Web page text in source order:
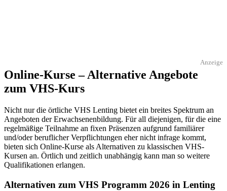
Anzeige
Online-Kurse – Alternative Angebote
zum VHS-Kurs
Nicht nur die örtliche VHS Lenting bietet ein breites Spektrum an
Angeboten der Erwachsenenbildung. Für all diejenigen, für die eine
regelmäßige Teilnahme an fixen Präsenzen aufgrund familiärer
und/oder beruflicher Verpflichtungen eher nicht infrage kommt,
bieten sich Online-Kurse als Alternativen zu klassischen VHS-
Kursen an. Örtlich und zeitlich unabhängig kann man so weitere
Qualifikationen erlangen.
Alternativen zum VHS Programm 2026 in Lenting